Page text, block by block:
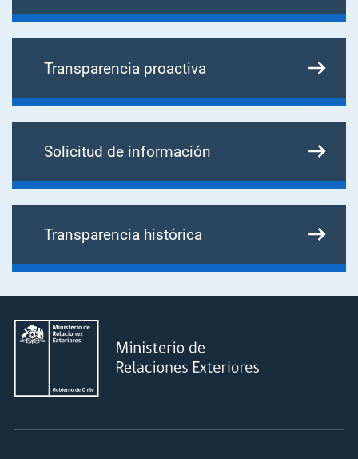
Transparencia proactiva
Solicitud de información
Transparencia histórica